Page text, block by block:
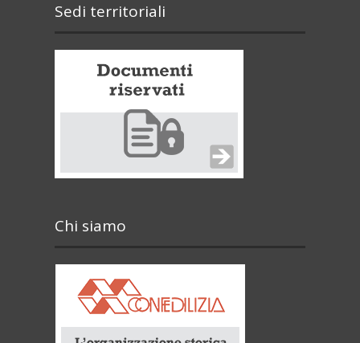
Sedi territoriali
Chi siamo